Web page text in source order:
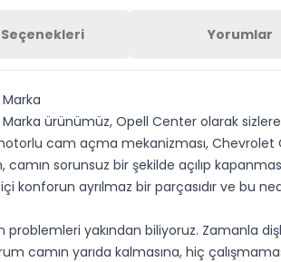
Yorumlar
ürünümüz, Opell Center olarak
cam açma mekanizması,
sorunsuz bir şekilde açılıp
konforun ayrılmaz bir parçasıdır ve bu
yakından biliyoruz. Zamanla
camın yarıda kalmasına, hiç